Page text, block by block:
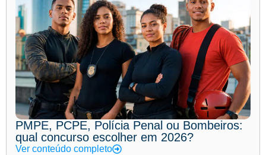
PMPE, PCPE, Polícia Penal ou Bombeiros:
qual concurso escolher em 2026?
Ver conteúdo completo